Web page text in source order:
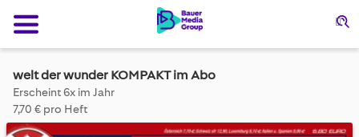
welt der wunder KOMPAKT im Abo
Erscheint 6x im Jahr
7,70 € pro Heft
Skip